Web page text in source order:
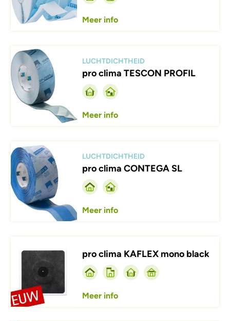
Meer info
Afbeelding
LUCHTDICHTHEID
pro clima TESCON PROFIL
Meer info
Afbeelding
LUCHTDICHTHEID
pro clima CONTEGA SL
Meer info
pro clima KAFLEX mono black
Meer info